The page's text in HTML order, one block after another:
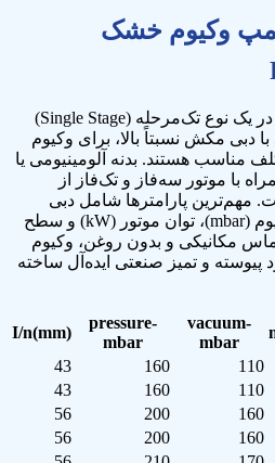
وکیوم خشک
وکیوم خشک ساید چنل فولی در یک نوع تک‌مرحله (Single Stage)
دبی مکش نسبتاً بالا، برای وکیوم
مناسب هستند. بدنه آلومینیومی یا
با موتور سه‌فاز و تک‌فاز از
پارامترها شامل دبی
مکش (m³/h)، فشار نهایی وکیوم (mbar)، توان موتور (kW) و سطح
مکانیکی و بدون روغن، وکیوم
پیوسته و تمیز صنعتی ایده‌آل ساخته
vacuum-
mbar
pressure-
mbar
I/n(mm)
110
160
43
110
160
43
160
200
56
160
200
56